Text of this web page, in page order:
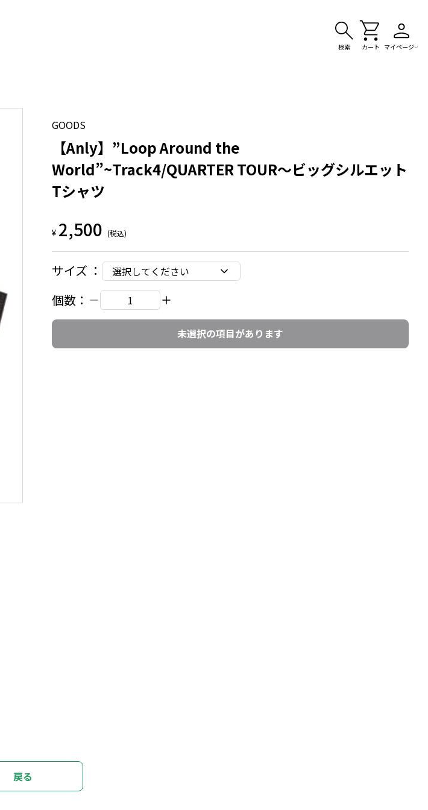
検索 カート マイページ
GOODS
【Anly】”Loop Around the
World”~Track4/QUARTER TOUR～ビッグシルエット
Tシャツ
¥ 2,500 (税込)
サイズ ： 選択してください
個数：
未選択の項目があります
戻る